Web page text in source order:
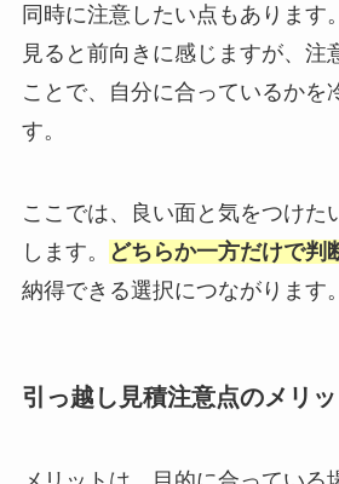
同時に注意したい点もあります
見ると前向きに感じますが、注
ことで、自分に合っているかを
す。
ここでは、良い面と気をつけた
します。
どちらか一方だけで判
納得できる選択につながります。
引っ越し見積注意点のメリッ